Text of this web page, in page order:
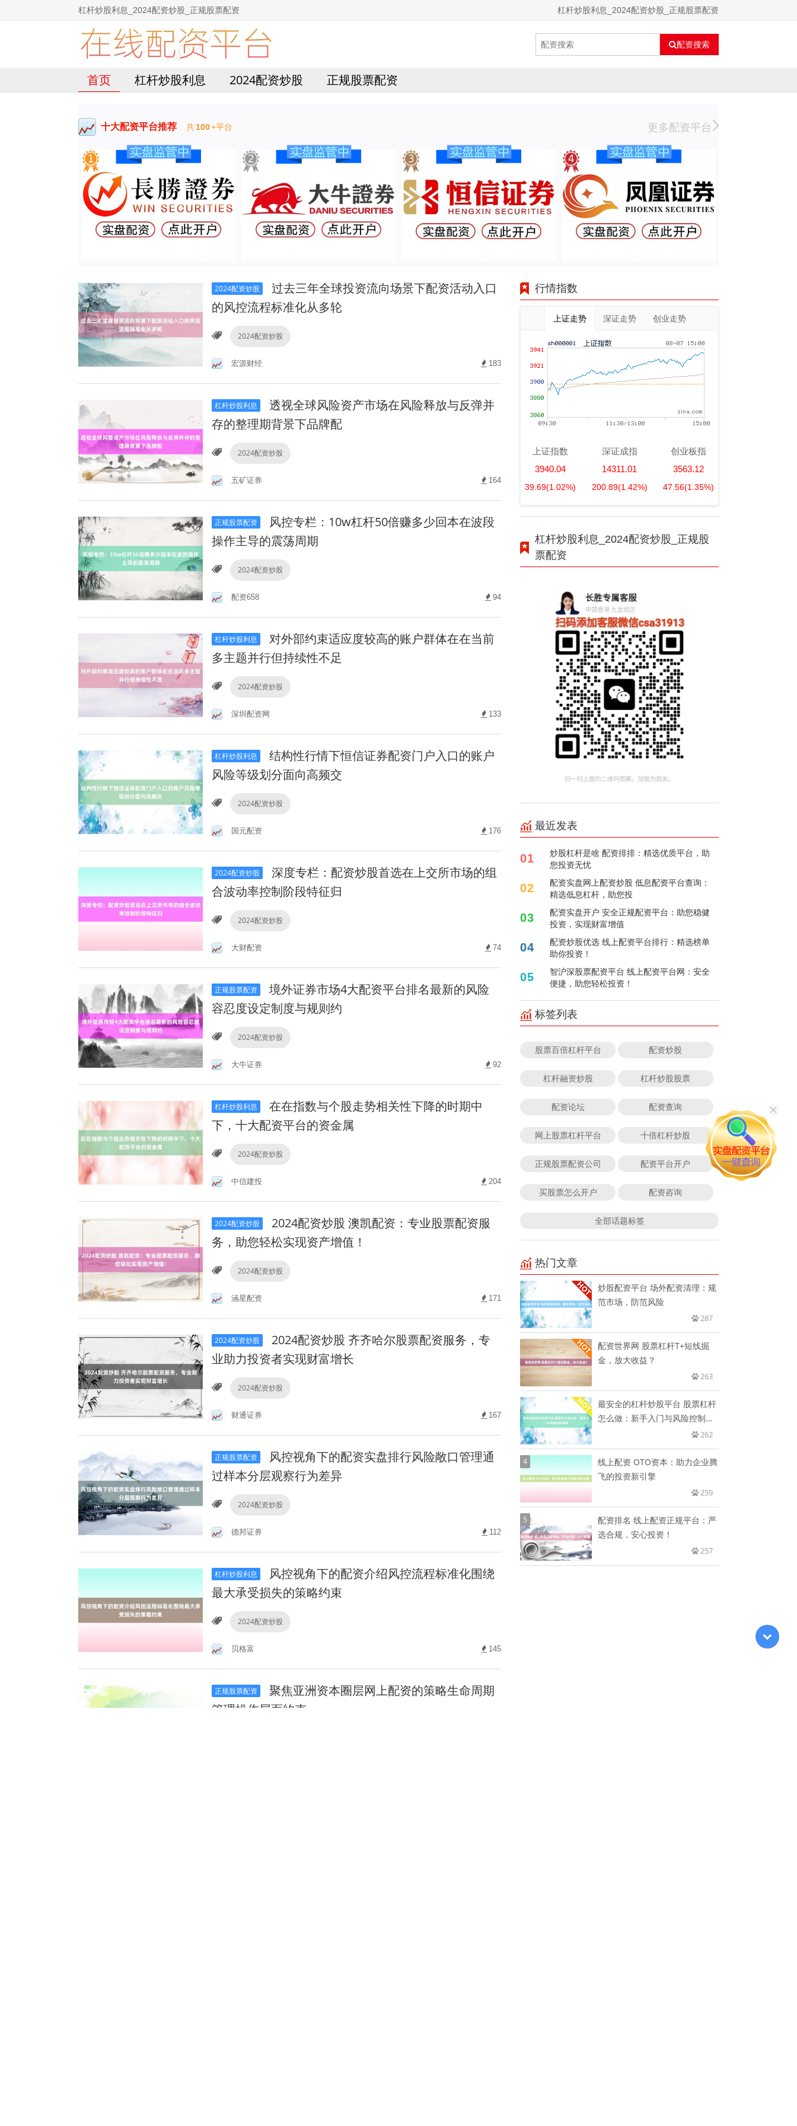
杠杆炒股利息_2024配资炒股_正规股票配资 杠杆炒股利息_2024配资炒股_正规股票配资
配资搜索
首页 杠杆炒股利息 2024配资炒股 正规股票配资
十大配资平台推荐 共100+平台 更多配资平台
2024配资炒股
过去三年全球投资流向场景下配资活动入口
的风控流程标准化从多轮
2024配资炒股
宏源财经 183
杠杆炒股利息
透视全球风险资产市场在风险释放与反弹并
存的整理期背景下品牌配
2024配资炒股
五矿证券 164
正规股票配资
风控专栏：10w杠杆50倍赚多少回本在波段
操作主导的震荡周期
2024配资炒股
配资658 94
杠杆炒股利息
对外部约束适应度较高的账户群体在在当前
多主题并行但持续性不足
2024配资炒股
深圳配资网 133
杠杆炒股利息
结构性行情下恒信证券配资门户入口的账户
风险等级划分面向高频交
2024配资炒股
国元配资 176
2024配资炒股
深度专栏：配资炒股首选在上交所市场的组
合波动率控制阶段特征归
2024配资炒股
大财配资 74
正规股票配资
境外证券市场4大配资平台排名最新的风险
容忍度设定制度与规则约
2024配资炒股
大牛证券 92
杠杆炒股利息
在在指数与个股走势相关性下降的时期中
下，十大配资平台的资金属
2024配资炒股
中信建投 204
2024配资炒股
2024配资炒股 澳凯配资：专业股票配资服
务，助您轻松实现资产增值！
2024配资炒股
涵星配资 171
2024配资炒股
2024配资炒股 齐齐哈尔股票配资服务，专
业助力投资者实现财富增长
2024配资炒股
财通证券 167
正规股票配资
风控视角下的配资实盘排行风险敞口管理通
过样本分层观察行为差异
2024配资炒股
德邦证券 112
杠杆炒股利息
风控视角下的配资介绍风控流程标准化围绕
最大承受损失的策略约束
2024配资炒股
贝格富 145
正规股票配资
聚焦亚洲资本圈层网上配资的策略生命周期
管理操作层面约束
行情指数
上证走势 深证走势 创业走势
上证指数
3940.04
39.69(1.02%)
深证成指
14311.01
200.89(1.42%)
创业板指
3563.12
47.56(1.35%)
杠杆炒股利息_2024配资炒股_正规股
票配资
最近发表
01
炒股杠杆是啥 配资排排：精选优质平台，助
您投资无忧
02
配资实盘网上配资炒股 低息配资平台查询：
精选低息杠杆，助您投
03
配资实盘开户 安全正规配资平台：助您稳健
投资，实现财富增值
04
配资炒股优选 线上配资平台排行：精选榜单
助你投资！
05
智沪深股票配资平台 线上配资平台网：安全
便捷，助您轻松投资！
标签列表
股票百倍杠杆平台 配资炒股
杠杆融资炒股 杠杆炒股股票
配资论坛 配资查询
网上股票杠杆平台 十倍杠杆炒股
正规股票配资公司 配资平台开户
买股票怎么开户 配资咨询
全部话题标签
热门文章
炒股配资平台 场外配资清理：规
范市场，防范风险
287
配资世界网 股票杠杆T+短线掘
金，放大收益？
263
最安全的杠杆炒股平台 股票杠杆
怎么做：新手入门与风险控制指
262
4
线上配资 OTO资本：助力企业腾
飞的投资新引擎
259
5
配资排名 线上配资正规平台：严
选合规，安心投资！
257